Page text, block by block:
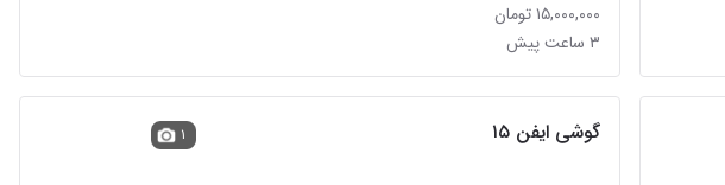
۱۵,۰۰۰,۰۰۰ تومان
۳ ساعت پیش
گوشی ایفن ۱۵ ۱